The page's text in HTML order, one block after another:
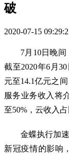
破
2020-07-15
7月10日晚
截至2020年6月
元至14.1亿元之
服务业务收入将
至50%，云收入占
金蝶执行加
新冠疫情的影响